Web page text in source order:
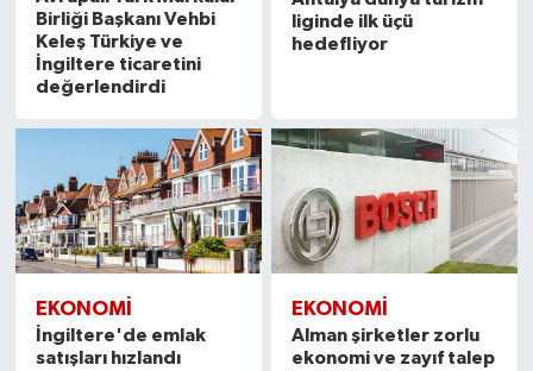
Birliği Başkanı Vehbi
Keleş Türkiye ve
İngiltere ticaretini
değerlendirdi
liginde ilk üçü
hedefliyor
EKONOMİ
İngiltere'de emlak
satışları hızlandı
EKONOMİ
Alman şirketler zorlu
ekonomi ve zayıf talep